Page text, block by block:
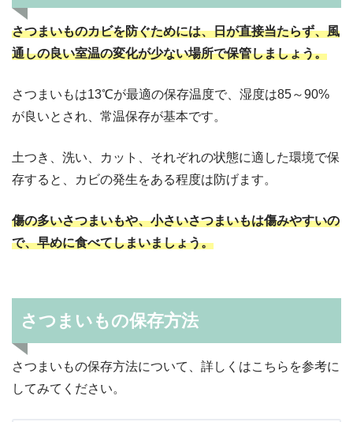
さつまいものカビを防ぐためには、日が直接当たらず、風
通しの良い室温の変化が少ない場所で保管しましょう。
さつまいもは13℃が最適の保存温度で、湿度は85～90%
が良いとされ、常温保存が基本です。
土つき、洗い、カット、それぞれの状態に適した環境で保
存すると、カビの発生をある程度は防げます。
傷の多いさつまいもや、小さいさつまいもは傷みやすいの
で、早めに食べてしまいましょう。
さつまいもの保存方法
さつまいもの保存方法について、詳しくはこちらを参考に
してみてください。